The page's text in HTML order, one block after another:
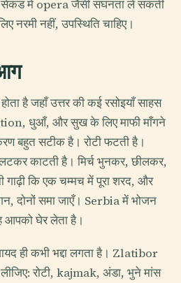
सेकंड में opera जैसी सघनता ले सकती
नरमी नहीं, उपस्थिति चाहिए।
है जहाँ उत्तर की कई रसोइयाँ साहस
धुआँ, और सुख के लिए माफी माँगने
बहुत सटीक है। रोटी फटती है।
काटती है। मिर्च भुनकर, छीलकर,
कि एक चम्मच में पूरा शरद, और
दोनों समा जाएँ। Serbia में भोजन
घेर लेता है।
ही कभी भद्दा लगता है। Zlatibor
रोटी, kajmak, अंडा, भुने मांस